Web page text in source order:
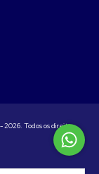
2026. Todos os direitos